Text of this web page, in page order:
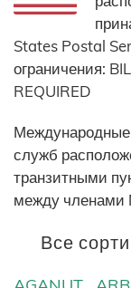
States Postal
ограничения:
REQUIRED
Международные
служб
транзитными
между членами
Все